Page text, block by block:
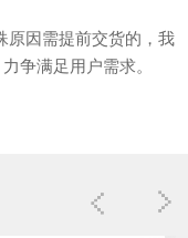
原因需提前交货的，我
争满足用户需求。